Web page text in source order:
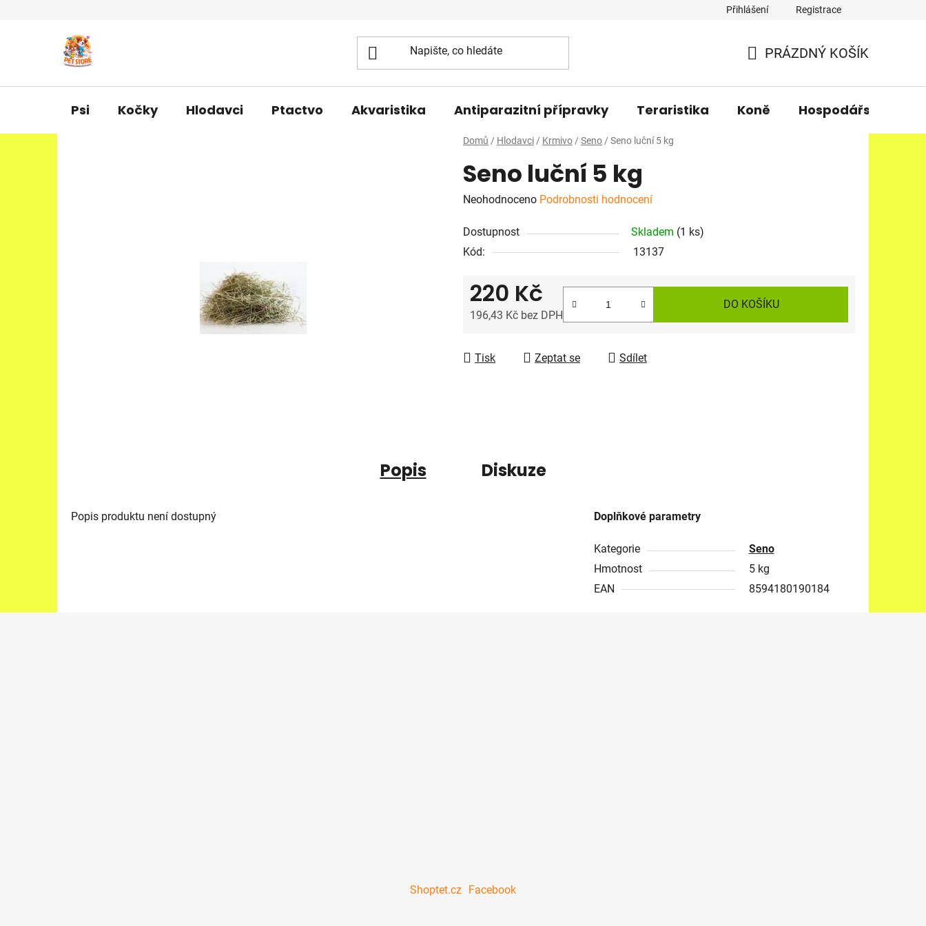
Přihlášení Registrace
KOŠÍK
PRÁZDNÝ KOŠÍK
Psi Kočky Hlodavci Ptactvo Akvaristika Antiparazitní přípravky Teraristika Koně Hospodářská
Domů / Hlodavci / Krmivo / Seno / Seno luční 5 kg
Seno luční 5 kg
Průměrné
produktu
je
Neohodnoceno Podrobnosti hodnocení
Dostupnost Skladem (1 ks)
Kód:
13137
220 Kč
196,43 Kč bez DPH
DO KOŠÍKU
Tisk Zeptat se Sdílet
Popis Diskuze
Popis produktu není dostupný Doplňkové parametry
Kategorie
Seno
Hmotnost
5 kg
EAN
8594180190184
Shoptet.cz Facebook